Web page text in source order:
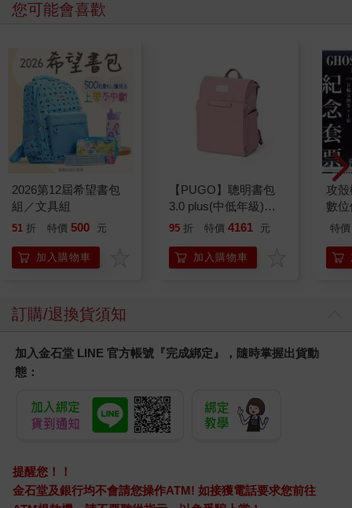
您可能會喜歡
2026第12屆希望書包
組／文具組
51 折 特價 500 元
加入購物車
【PUGO】聰明書包
3.0 plus(中低年級)藕
粉 全新進化玩美上市
95 折 特價 4161 元
加入購物車
攻殼
數
特價
訂購/退換貨須知
加入金石堂 LINE 官方帳號『完成綁定』，隨時掌握出貨動
態：
提醒您！！
金石堂及銀行均不會請您操作ATM! 如接獲電話要求您前往